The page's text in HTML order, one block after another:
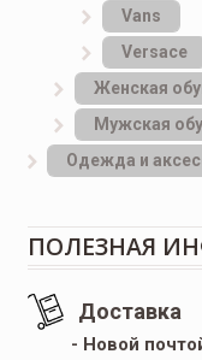
Vans
Versace
Женская
Мужская
Одежда и
ПОЛЕЗНАЯ
Доставка
- Новой